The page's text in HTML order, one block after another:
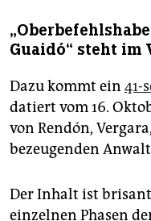
Guaidó“ steht im
Dazu kommt ein 41-
datiert vom 16.
von Rendón,
bezeugenden
Der Inhalt ist
einzelnen Phasen